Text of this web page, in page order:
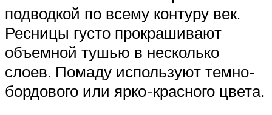
подводкой по всему контуру век.
Ресницы густо прокрашивают
объемной тушью в несколько
слоев. Помаду используют темно-
бордового или ярко-красного цвета.